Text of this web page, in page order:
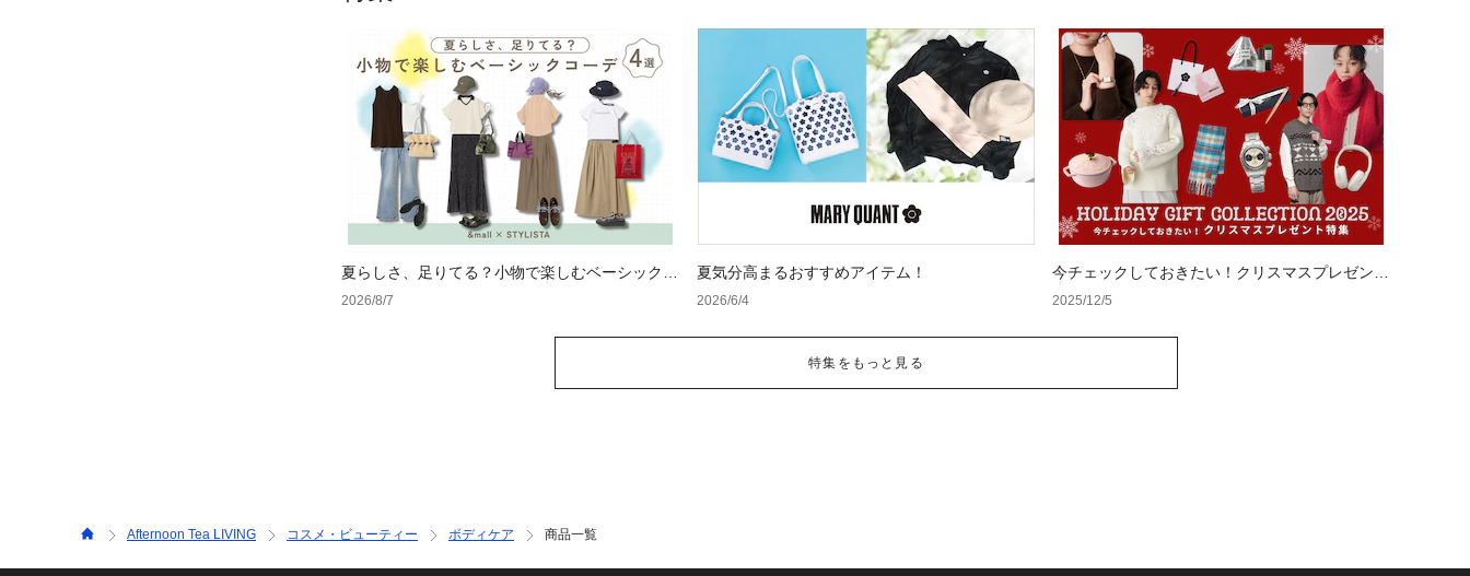
夏らしさ、足りてる？小物で楽しむベーシックコ
ーデ4選
2026/8/7
夏気分高まるおすすめアイテム！
2026/6/4
今チェックしておきたい！クリスマスプレゼント
特集
2025/12/5
特集をもっと見る
Afternoon Tea LIVING コスメ・ビューティー ボディケア 商品一覧